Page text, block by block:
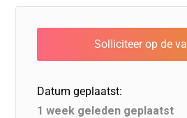
e
b
o
o
k
e
dI
n
o
d
o
n
a
d
s
s
A
p
l
Datum geplaatst:
1 week geleden geplaatst